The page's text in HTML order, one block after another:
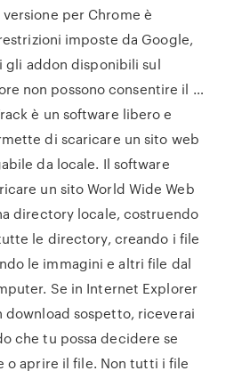
versione per Chrome è
imposte da Google,
gli addon disponibili sul
non possono consentire il …
è un software libero e
di scaricare un sito web
da locale. Il software
un sito World Wide Web
directory locale, costruendo
le directory, creando i file
le immagini e altri file dal
Se in Internet Explorer
download sospetto, riceverai
che tu possa decidere se
o aprire il file. Non tutti i file